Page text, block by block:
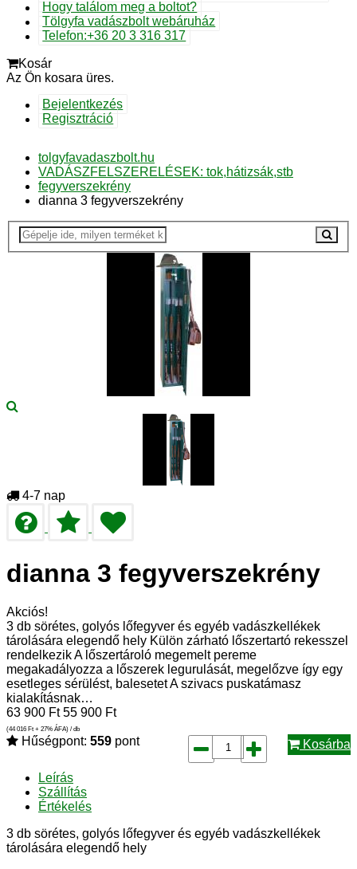
Hogy találom meg a boltot?
Tölgyfa vadászbolt webáruház
Telefon:+36 20 3 316 317
Kosár
Az Ön kosara üres.
Bejelentkezés
Regisztráció
tolgyfavadaszbolt.hu
VADÁSZFELSZERELÉSEK: tok,hátizsák,stb
fegyverszekrény
dianna 3 fegyverszekrény
4-7 nap
dianna 3 fegyverszekrény
Akciós!
3 db sörétes, golyós lőfegyver és egyéb vadászkellékek
tárolására elegendő hely Külön zárható lőszertartó rekesszel
rendelkezik A lőszertároló megemelt pereme
megakadályozza a lőszerek legurulását, megelőzve így egy
esetleges sérülést, balesetet A szivacs puskatámasz
kialakításnak…
63 900 Ft 55 900 Ft
(44 016 Ft + 27% ÁFA) / db
Hűségpont: 559 pont Kosárba
Leírás
Szállítás
Értékelés
3 db sörétes, golyós lőfegyver és egyéb vadászkellékek
tárolására elegendő hely